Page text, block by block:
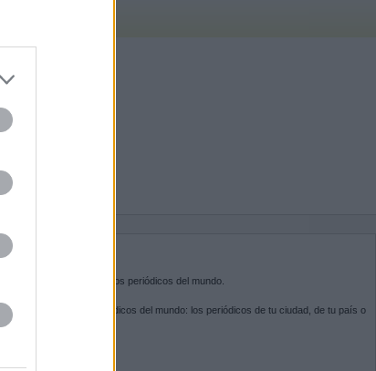
es la puerta de entrada a los periódicos del mundo.
las portadas de los periódicos del mundo: los periódicos de tu ciudad, de tu país o
del mundo.